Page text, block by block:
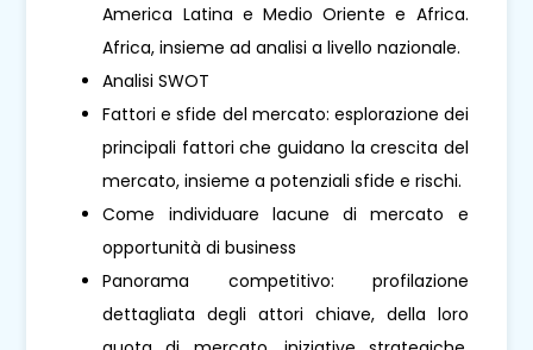
America Latina e Medio Oriente e Africa.
Africa, insieme ad analisi a livello nazionale.
Analisi SWOT
Fattori e sfide del mercato: esplorazione dei
principali fattori che guidano la crescita del
mercato, insieme a potenziali sfide e rischi.
Come individuare lacune di mercato e
opportunità di business
Panorama competitivo: profilazione
dettagliata degli attori chiave, della loro